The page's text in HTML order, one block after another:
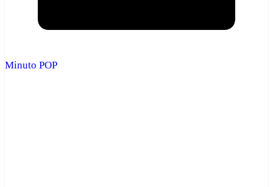
Minuto POP